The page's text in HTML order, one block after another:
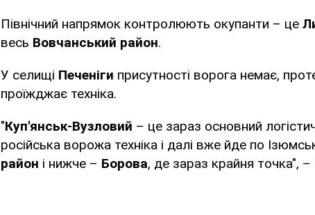
Північний напрямок контролюють окупанти – це
весь Вовчанський район.
У селищі Печеніги присутності ворога немає,
проїжджає техніка.
"Куп'янськ-Вузловий – це зараз основний
російська ворожа техніка і далі вже йде по
район і нижче – Борова, де зараз крайня точка",